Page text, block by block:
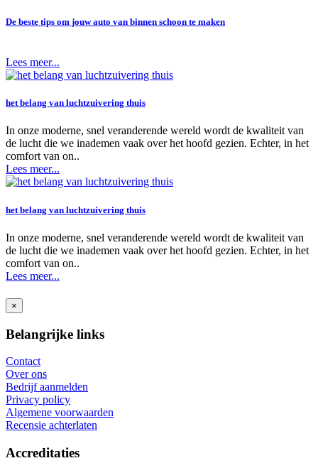
De beste tips om jouw auto van binnen schoon te maken
Lees meer...
het belang van luchtzuivering thuis
In onze moderne, snel veranderende wereld wordt de kwaliteit van
de lucht die we inademen vaak over het hoofd gezien. Echter, in het
comfort van on..
Lees meer...
het belang van luchtzuivering thuis
In onze moderne, snel veranderende wereld wordt de kwaliteit van
de lucht die we inademen vaak over het hoofd gezien. Echter, in het
comfort van on..
Lees meer...
×
Belangrijke links
Contact
Over ons
Bedrijf aanmelden
Privacy policy
Algemene voorwaarden
Recensie achterlaten
Accreditaties